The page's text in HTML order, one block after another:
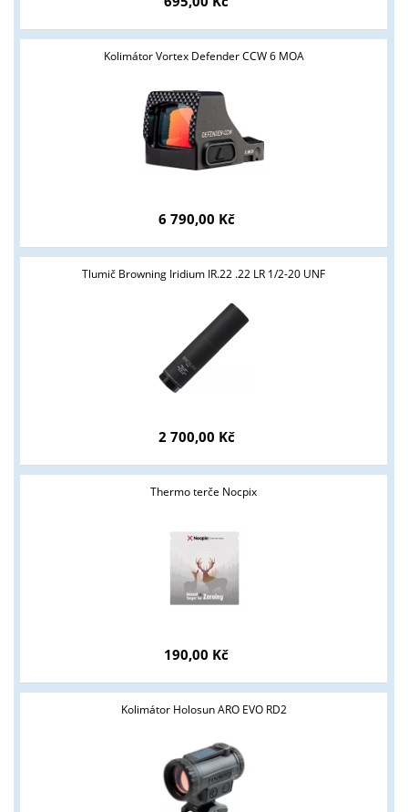
Kolimátor Vortex Defender CCW 6 MOA
6 790,00 Kč
Tlumič Browning Iridium IR.22 .22 LR 1/2-20 UNF
2 700,00 Kč
Thermo terče Nocpix
190,00 Kč
Kolimátor Holosun ARO EVO RD2
Tyto stránky jsou určeny pouze odborné veřejnosti od 18 let a
podnikatelům v oblasti zbraně a střelivo. Splňujete tyto
podmínky?
ANO